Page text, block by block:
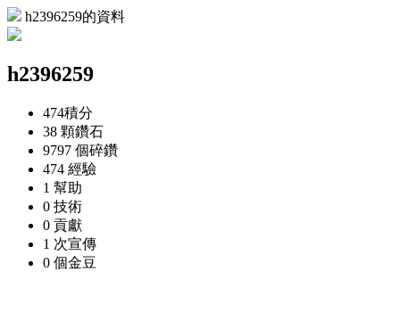
h2396259的資料
h2396259
474積分
38 顆鑽石
9797 個碎鑽
474 經驗
1 幫助
0 技術
0 貢獻
1 次宣傳
0 個金豆